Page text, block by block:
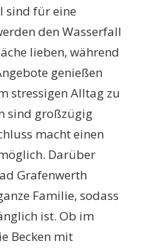
sind für eine
den Wasserfall
lieben, während
genießen
stressigen Alltag zu
sind großzügig
macht einen
Darüber
Grafenwerth
Familie, sodass
ist. Ob im
Becken mit